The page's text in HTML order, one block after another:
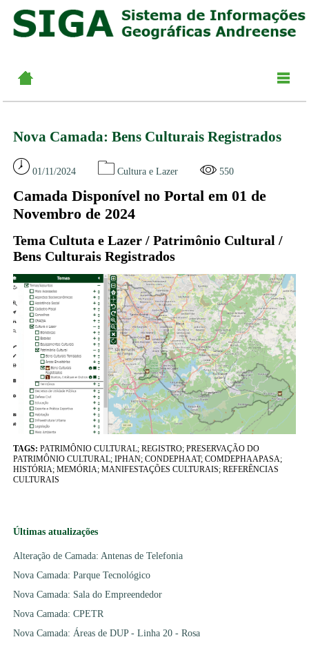
Nova Camada: Bens Culturais Registrados
01/11/2024 Cultura e Lazer 550
Camada Disponível no Portal em 01 de
Novembro de 2024
Tema Cultuta e Lazer / Patrimônio Cultural /
Bens Culturais Registrados
TAGS: PATRIMÔNIO CULTURAL; REGISTRO; PRESERVAÇÃO DO
PATRIMÔNIO CULTURAL; IPHAN; CONDEPHAAT; COMDEPHAAPASA;
HISTÓRIA; MEMÓRIA; MANIFESTAÇÕES CULTURAIS; REFERÊNCIAS
CULTURAIS
Últimas atualizações
Alteração de Camada: Antenas de Telefonia
Nova Camada: Parque Tecnológico
Nova Camada: Sala do Empreendedor
Nova Camada: CPETR
Nova Camada: Áreas de DUP - Linha 20 - Rosa